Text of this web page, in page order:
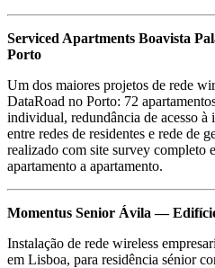
Serviced Apartments Boavista
Porto
Um dos maiores projetos de rede
DataRoad no Porto: 72
individual, redundância de acesso à
entre redes de residentes e rede de
realizado com site survey completo
apartamento a apartamento.
Momentus Senior Ávila —
Instalação de rede wireless
em Lisboa, para residência sénior